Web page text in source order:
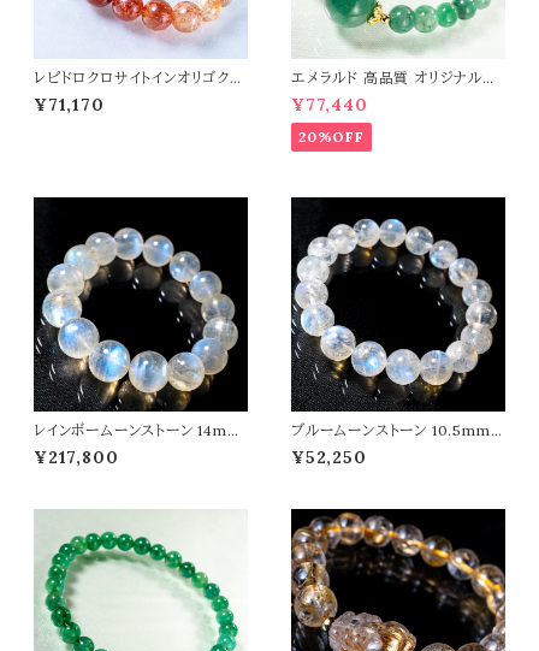
レピドロクロサイトインオリゴクレ
ース 10mm ブレスレット パワー
ストーン 天然石 t0467
¥71,170
エメラルド 高品質 オリジナルデ
ザイン ブレスレット パワーストー
ン 天然石 t0545
¥77,440
20%OFF
レインボームーンストーン 14mm
ブレスレット 曹灰長石 パワース
トーン 天然石 t0581
¥217,800
ブルームーンストーン 10.5mm
ブレスレット 月長石 パワーストー
ン 天然石 t0580
¥52,250